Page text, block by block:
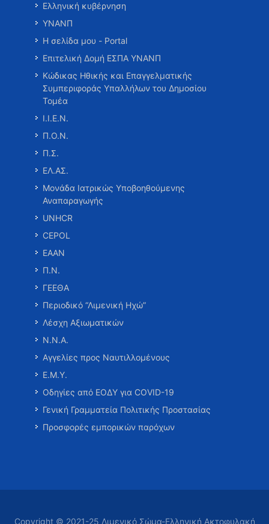
Ελληνική κυβέρνηση
ΥΝΑΝΠ
Η σελίδα μου - Portal
Επιτελική Δομή ΕΣΠΑ ΥΝΑΝΠ
Κώδικας Ηθικής και Επαγγελματικής
Συμπεριφοράς Υπαλλήλων του Δημοσίου
Τομέα
Ι.Ι.Ε.Ν.
Π.Ο.Ν.
Π.Σ.
ΕΛ.ΑΣ.
Μονάδα Ιατρικώς Υποβοηθούμενης
Αναπαραγωγής
UNHCR
CEPOL
ΕΑΑΝ
Π.Ν.
ΓΕΕΘΑ
Περιοδικό “Λιμενική Ηχώ”
Λέσχη Αξιωματικών
Ν.Ν.Α.
Αγγελίες προς Ναυτιλλομένους
Ε.Μ.Υ.
Οδηγίες από ΕΟΔΥ για COVID-19
Γενική Γραμματεία Πολιτικής Προστασίας
Προσφορές εμπορικών παρόχων
Copyright © 2021-25 Λιμενικό Σώμα-Ελληνική Ακτοφυλακή